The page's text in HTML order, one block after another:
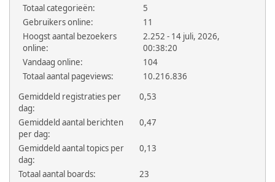
Totaal categorieën:
5
Gebruikers online:
11
Hoogst aantal bezoekers
online:
2.252 - 14 juli, 2026,
00:38:20
Vandaag online:
104
Totaal aantal pageviews:
10.216.836
Gemiddeld registraties per
dag:
0,53
Gemiddeld aantal berichten
per dag:
0,47
Gemiddeld aantal topics per
dag:
0,13
Totaal aantal boards:
23